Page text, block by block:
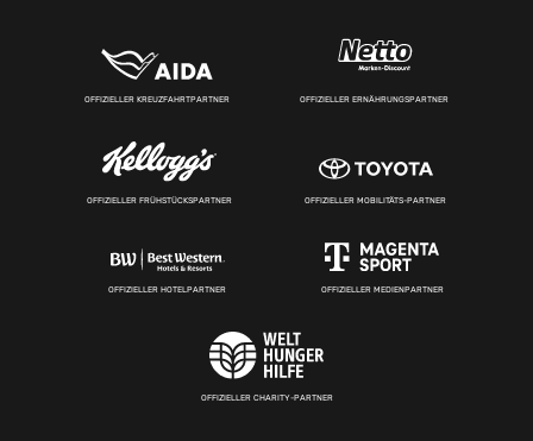
OFFIZIELLER KREUZFAHRTPARTNER OFFIZIELLER ERNÄHRUNGSPARTNER
OFFIZIELLER FRÜHSTÜCKSPARTNER OFFIZIELLER MOBILITÄTS-PARTNER
OFFIZIELLER HOTELPARTNER OFFIZIELLER MEDIENPARTNER
OFFIZIELLER CHARITY-PARTNER